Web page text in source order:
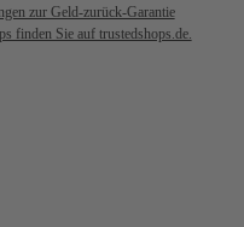
zur Geld-zurück-Garantie
finden Sie auf trustedshops.de.